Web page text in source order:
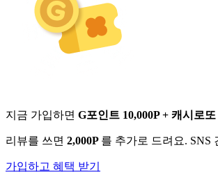
지금 가입하면 G포인트 10,000P + 캐시로또
리뷰를 쓰면 2,000P 를 추가로 드려요. SNS
가입하고 혜택 받기